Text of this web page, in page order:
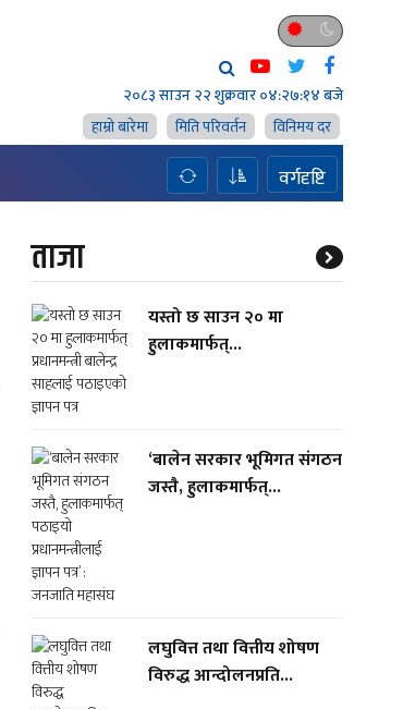
२०८३ साउन २२ शुक्रवार०४:२७:१५ बजे
हाम्राे बारेमा
मिति परिवर्तन विनिमय दर
वर्गदृष्टि
ताजा
यस्तो छ साउन २० मा
हुलाकमार्फत्...
‘बालेन सरकार भूमिगत संगठन
जस्तै, हुलाकमार्फत्...
लघुवित्त तथा वित्तीय शोषण
विरुद्ध आन्दोलनप्रति...